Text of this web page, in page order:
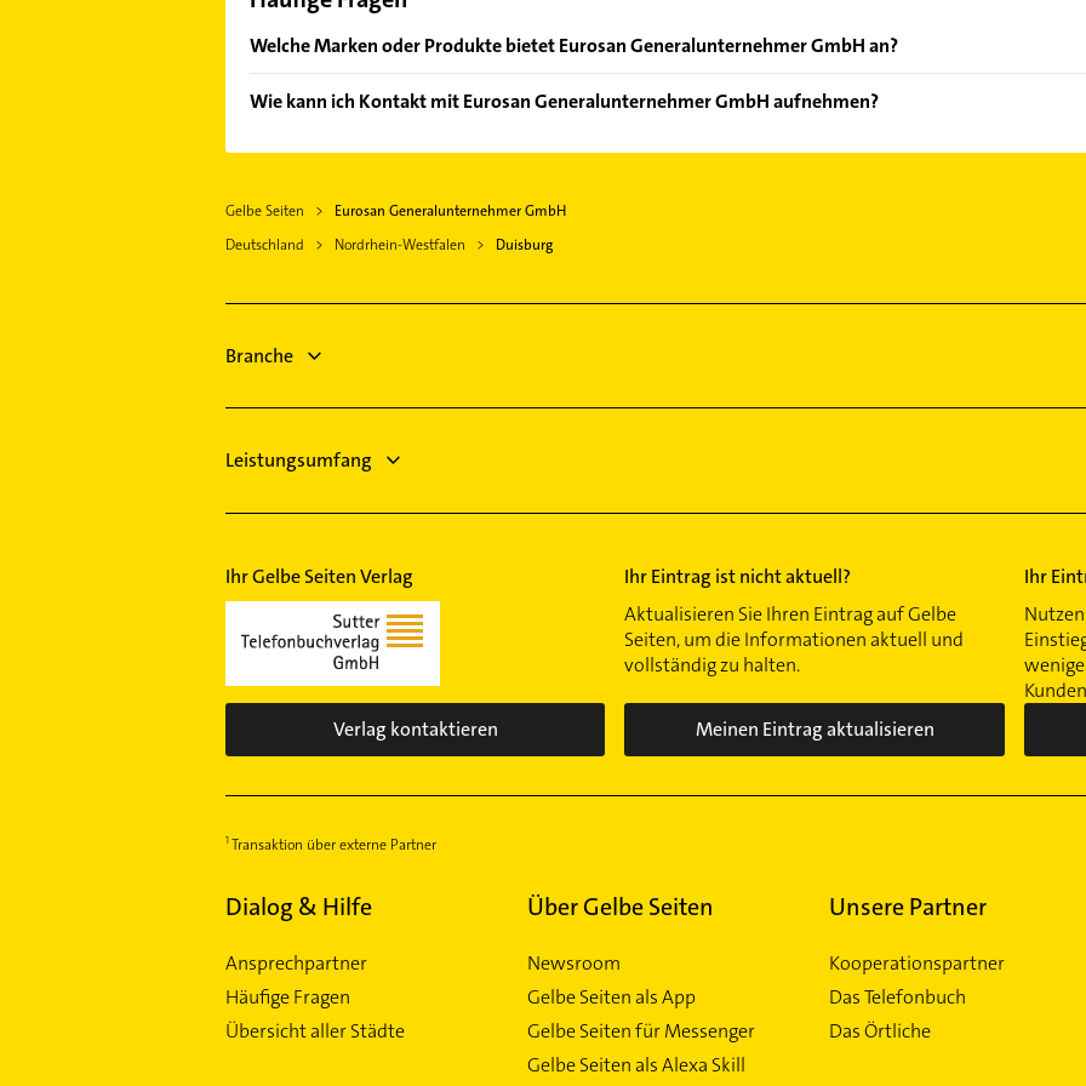
Welche Marken oder Produkte bietet Eurosan Generalunternehmer GmbH an?
Wie kann ich Kontakt mit Eurosan Generalunternehmer GmbH aufnehmen?
Gelbe Seiten
Eurosan Generalunternehmer GmbH
Deutschland
Nordrhein-Westfalen Duisburg
Branche
Leistungsumfang
Ihr Gelbe Seiten Verlag
Verlag kontaktieren
Ihr Eintrag ist nicht aktuell?
Aktualisieren Sie Ihren Eintrag auf Gelbe
Seiten, um die Informationen aktuell und
vollständig zu halten.
Meinen Eintrag aktualisieren
Ihr
Transaktion über externe Partner
Dialog & Hilfe
Ansprechpartner
Häufige Fragen
Übersicht aller Städte
Über Gelbe Seiten
Newsroom
Gelbe Seiten als App
Gelbe Seiten für Messenger
Gelbe Seiten als Alexa Skill
Unsere Partner
Kooperationspartner
Das Telefonbuch
Das Örtliche